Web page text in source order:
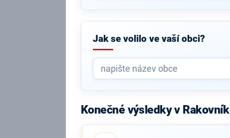
Jak se volilo ve vaší obci?
Konečné výsledky v Rakovník